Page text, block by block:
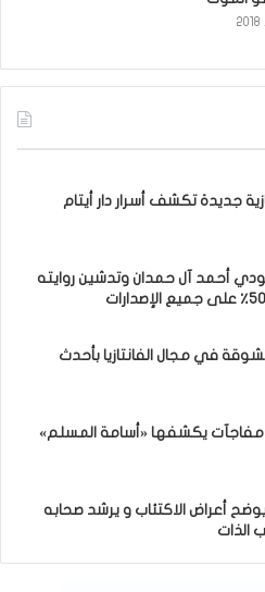
جديدة تكشف أسرار دار أيتام
أحمد آل حمدان وتدشين روايته
في مجال الفانتازيا بأحدث
مفاجآت يكشفها «أسامة المسلم»
أعراض الاكتئاب و يرشد صحابه
الذات